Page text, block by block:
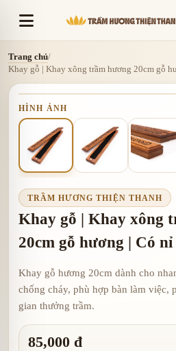
Trang chủ/
Khay gỗ | Khay xông trầm hương 20cm gỗ
HÌNH ẢNH
TRẦM HƯƠNG THIỆN THANH
Khay gỗ | Khay xông
20cm gỗ hương | Có
Khay gỗ hương 20cm dành cho
chống cháy, phù hợp bàn làm việc,
gian thưởng trầm.
85,000 đ